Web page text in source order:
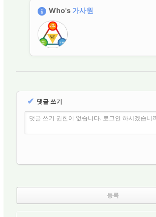
Who's 가사원
✔ 댓글 쓰기
댓글 쓰기 권한이 없습니다. 로그인 하시겠습니